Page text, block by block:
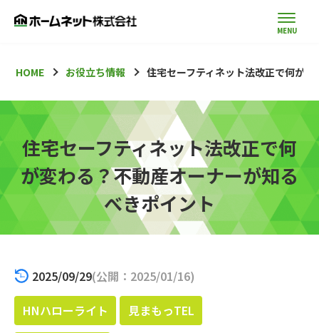
HOME お役立ち情報 住宅セーフティネット法改正で何が
住宅セーフティネット法改正で何
が変わる？不動産オーナーが知る
べきポイント
2025/09/29(公開：2025/01/16)
HNハローライト 見まもっTEL